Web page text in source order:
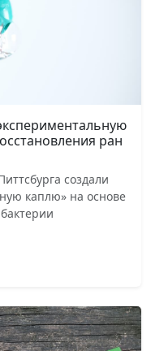
ран
создали
каплю» на основе